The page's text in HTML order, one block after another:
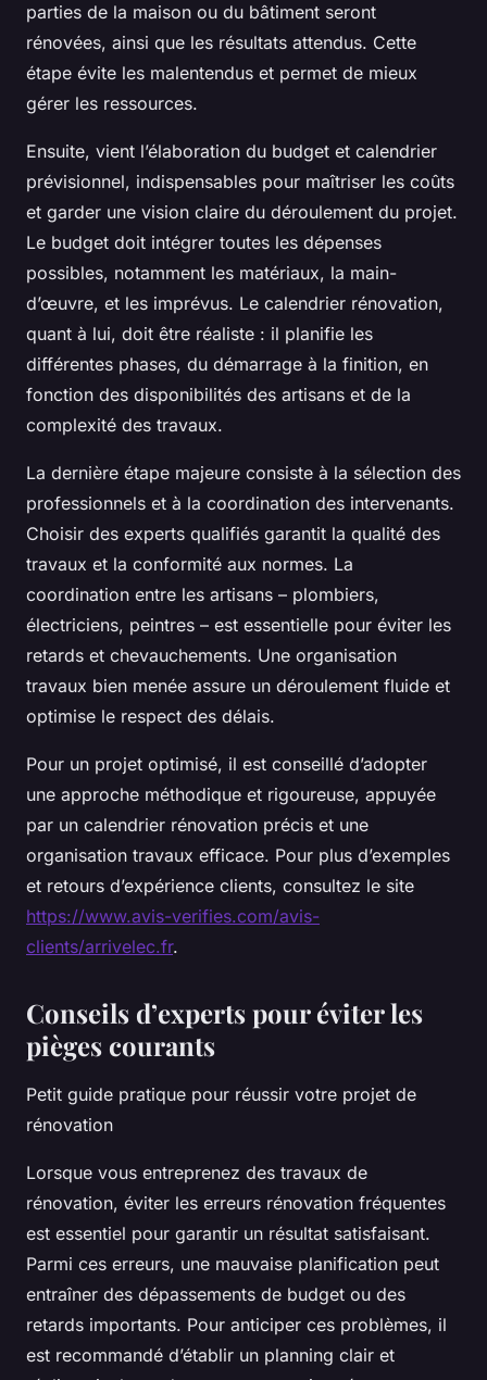
parties de la maison ou du bâtiment seront
rénovées, ainsi que les résultats attendus. Cette
étape évite les malentendus et permet de mieux
gérer les ressources.
Ensuite, vient l’élaboration du budget et calendrier
prévisionnel, indispensables pour maîtriser les coûts
et garder une vision claire du déroulement du projet.
Le budget doit intégrer toutes les dépenses
possibles, notamment les matériaux, la main-
d’œuvre, et les imprévus. Le calendrier rénovation,
quant à lui, doit être réaliste : il planifie les
différentes phases, du démarrage à la finition, en
fonction des disponibilités des artisans et de la
complexité des travaux.
La dernière étape majeure consiste à la sélection des
professionnels et à la coordination des intervenants.
Choisir des experts qualifiés garantit la qualité des
travaux et la conformité aux normes. La
coordination entre les artisans – plombiers,
électriciens, peintres – est essentielle pour éviter les
retards et chevauchements. Une organisation
travaux bien menée assure un déroulement fluide et
optimise le respect des délais.
Pour un projet optimisé, il est conseillé d’adopter
une approche méthodique et rigoureuse, appuyée
par un calendrier rénovation précis et une
organisation travaux efficace. Pour plus d’exemples
et retours d’expérience clients, consultez le site
https://www.avis-verifies.com/avis-
clients/arrivelec.fr.
Conseils d’experts pour éviter les
pièges courants
Petit guide pratique pour réussir votre projet de
rénovation
Lorsque vous entreprenez des travaux de
rénovation, éviter les erreurs rénovation fréquentes
est essentiel pour garantir un résultat satisfaisant.
Parmi ces erreurs, une mauvaise planification peut
entraîner des dépassements de budget ou des
retards importants. Pour anticiper ces problèmes, il
est recommandé d’établir un planning clair et